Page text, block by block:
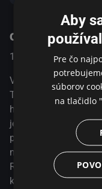
Orlokovu pravú
aby do Wisborgu
manželka Ellen tuší
spôsob, ako mesto
filmová adaptácia
hororového žánru.
inscenovanom násilí
kontraste medzi
mladého Huttera a
karpatským hradom
mestečka Wisborg.
O programe
1922 Fantasy /
V slávnom nemom
Thomasa Huttera na
horách. Orlok, ktorý
jeho ženy Ellen,
pokúša utiecť a
nebezpečenstvom.
Realitný maklér
kde nevedomky
Aby
Pre čo
súborov
na tlačidlo